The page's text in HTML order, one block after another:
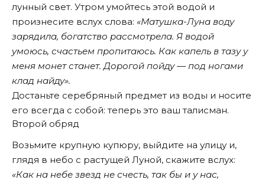
лунный свет. Утром умойтесь этой водой и
произнесите вслух слова: «Матушка-Луна воду
зарядила, богатство рассмотрела. Я водой
умоюсь, счастьем пропитаюсь. Как капель в тазу у
меня монет станет. Дорогой пойду — под ногами
клад найду».
Достаньте серебряный предмет из воды и носите
его всегда с собой: теперь это ваш талисман.
Второй обряд
Возьмите крупную купюру, выйдите на улицу и,
глядя в небо с растущей Луной, скажите вслух:
«Как на небе звезд не счесть, так бы и у нас,